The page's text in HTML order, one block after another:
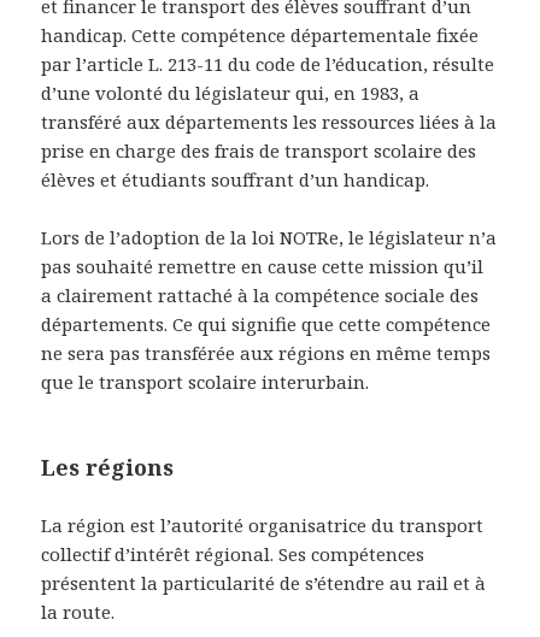
et financer le transport des élèves souffrant d’un
handicap. Cette compétence départementale fixée
par l’article L. 213-11 du code de l’éducation, résulte
d’une volonté du législateur qui, en 1983, a
transféré aux départements les ressources liées à la
prise en charge des frais de transport scolaire des
élèves et étudiants souffrant d’un handicap.
Lors de l’adoption de la loi NOTRe, le législateur n’a
pas souhaité remettre en cause cette mission qu’il
a clairement rattaché à la compétence sociale des
départements. Ce qui signifie que cette compétence
ne sera pas transférée aux régions en même temps
que le transport scolaire interurbain.
Les régions
La région est l’autorité organisatrice du transport
collectif d’intérêt régional. Ses compétences
présentent la particularité de s’étendre au rail et à
la route.